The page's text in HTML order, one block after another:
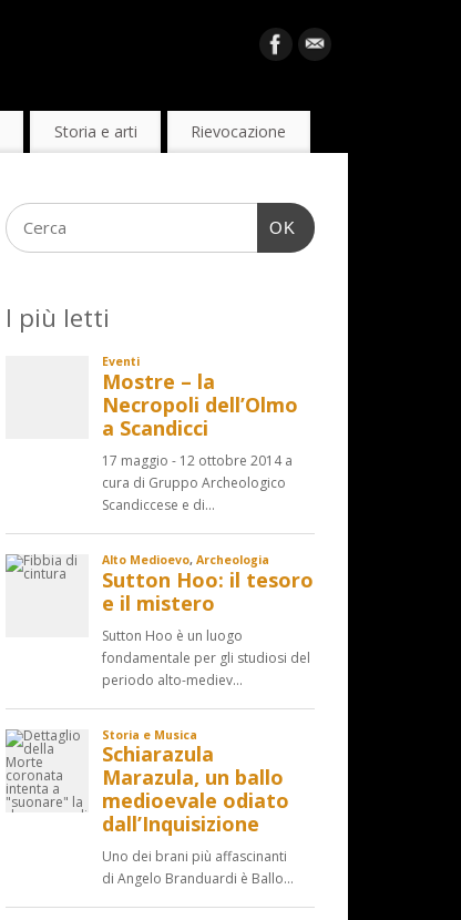
Storia e arti Rievocazione
OK
I più letti